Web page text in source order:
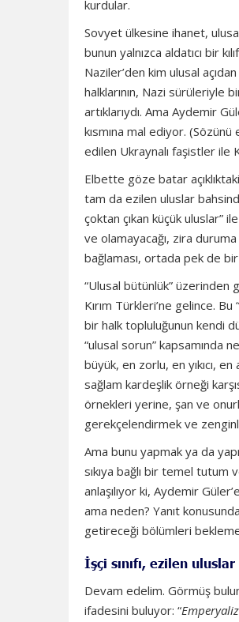
kurdular.
Sovyet ülkesine ihanet,
bunun yalnızca aldatıcı bir
Naziler’den kim ulusal
halklarının, Nazi sürüleriyle
artıklarıydı. Ama Aydemir
kısmına mal ediyor.
edilen Ukraynalı faşistler ile
Elbette göze batar
tam da ezilen uluslar
çoktan çıkan küçük uluslar”
ve olamayacağı, zira
bağlaması, ortada pek de bir
“Ulusal bütünlük” üzerinden
Kırım Türkleri’ne gelince.
bir halk topluluğunun kendi
“ulusal sorun” kapsamında
büyük, en zorlu, en yıkıcı,
sağlam kardeşlik örneği
örnekleri yerine, şan ve
gerekçelendirmek ve
Ama bunu yapmak ya da
sıkıya bağlı bir temel tutum
anlaşılıyor ki, Aydemir
ama neden? Yanıt
getireceği bölümleri
İşçi sınıfı, ezilen
Devam edelim. Görmüş
ifadesini buluyor: “E